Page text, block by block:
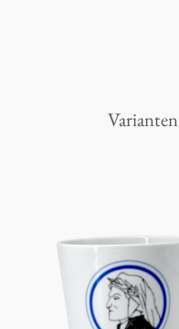
Varianten